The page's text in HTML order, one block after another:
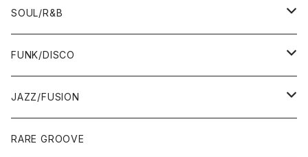
EARLY 90'S MIDDLE〜NEW SCHOOL
80'S OLD SCHOOL
EARLY 90'S MIDDLE〜NEW SCHOOL
80'S OLD SCHOOL〜EARLY 90'S
MID〜LATE 90'S
LP
80'S OLD SCHOOL〜EARLY 90'S
MID〜LATE 90'S
CD/TAPE
CD-R/DEMO/SAMPLE
CD ALBUM
LP
60'S/70'S
80'S
7"/12"
60'S/70'S
80'S
SOUL/R&B
LP
60'S/70'S
80'S
12"/7"
60'S/70'S
FUNK/DISCO
LP
70'S
12"/7"
JAZZ/FUSION
JAZZ
RARE GROOVE